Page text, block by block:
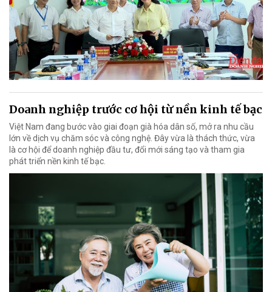
Doanh nghiệp trước cơ hội từ nền kinh tế bạc
Việt Nam đang bước vào giai đoạn già hóa dân số, mở ra nhu cầu
lớn về dịch vụ chăm sóc và công nghệ. Đây vừa là thách thức, vừa
là cơ hội để doanh nghiệp đầu tư, đổi mới sáng tạo và tham gia
phát triển nền kinh tế bạc.